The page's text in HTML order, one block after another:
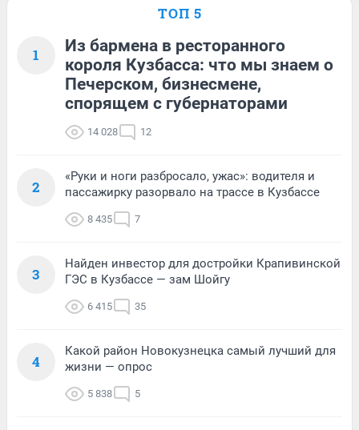
ТОП 5
1
Из бармена в ресторанного
короля Кузбасса: что мы знаем о
Печерском, бизнесмене,
спорящем с губернаторами
14 028 12
2
«Руки и ноги разбросало, ужас»: водителя и
пассажирку разорвало на трассе в Кузбассе
8 435 7
3
Найден инвестор для достройки Крапивинской
ГЭС в Кузбассе — зам Шойгу
6 415 35
4
Какой район Новокузнецка самый лучший для
жизни — опрос
5 838 5